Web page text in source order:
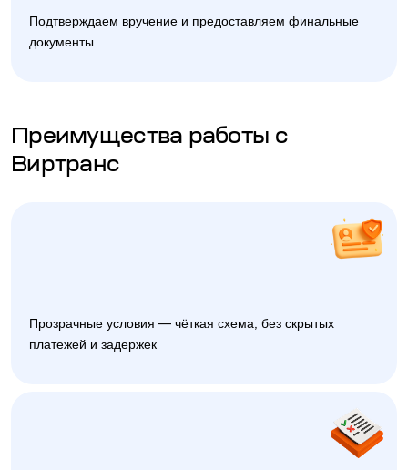
Подтверждаем вручение и предоставляем финальные
документы
Преимущества работы с
Виртранс
Прозрачные условия — чёткая схема, без скрытых
платежей и задержек